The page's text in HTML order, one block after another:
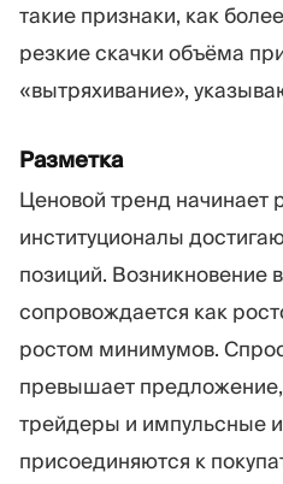
такие признаки, как
резкие скачки объёма
«вытряхивание»,
Разметка
Ценовой тренд начинает
институционалы
позиций. Возникновение
сопровождается как
ростом минимумов.
превышает
трейдеры и импульсные
присоединяются к